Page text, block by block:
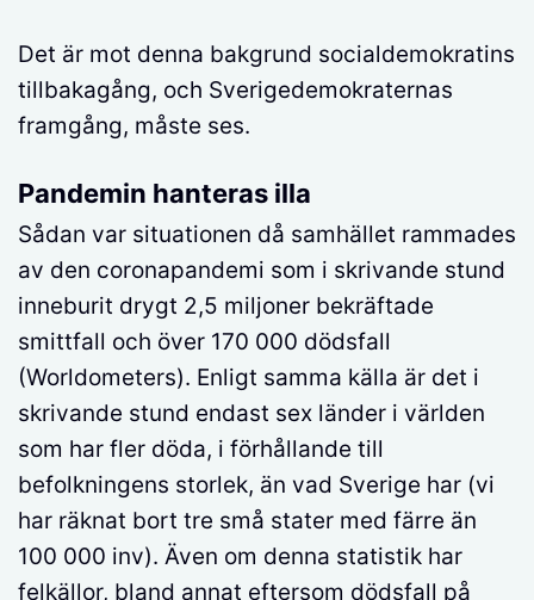
Det är mot denna bakgrund socialdemokratins
tillbakagång, och Sverigedemokraternas
framgång, måste ses.
Pandemin hanteras illa
Sådan var situationen då samhället rammades
av den coronapandemi som i skrivande stund
inneburit drygt 2,5 miljoner bekräftade
smittfall och över 170 000 dödsfall
(Worldometers). Enligt samma källa är det i
skrivande stund endast sex länder i världen
som har fler döda, i förhållande till
befolkningens storlek, än vad Sverige har (vi
har räknat bort tre små stater med färre än
100 000 inv). Även om denna statistik har
felkällor, bland annat eftersom dödsfall på